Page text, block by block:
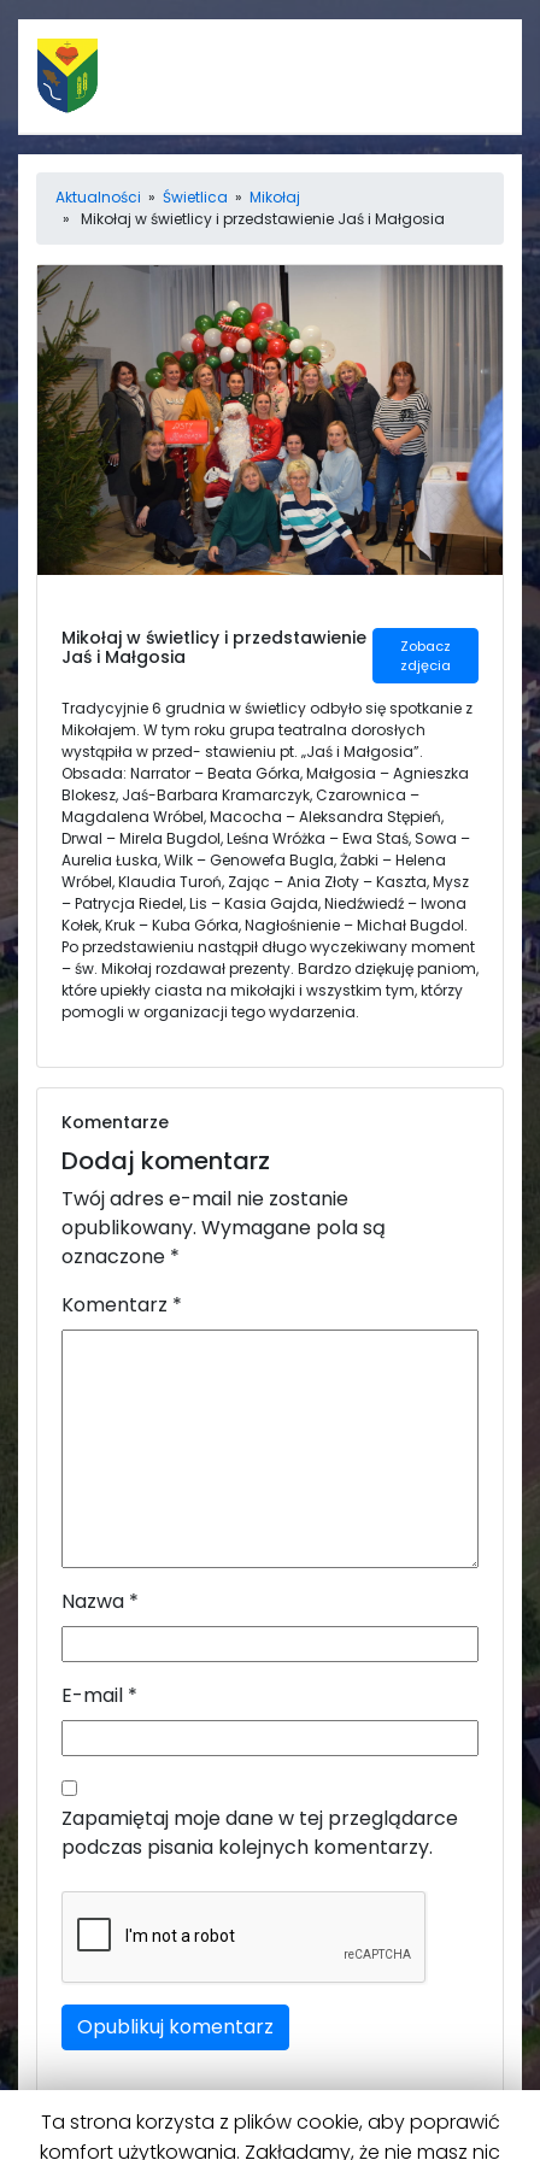
Porządek nabożeństw
Straż Pożarna
Ośrodek zdrowia
Koło gospodyń
wiejskich
Rada sołecka
Strona główna
Aktualności
Galerie
Aktualności » Świetlica » Mikołaj
» Mikołaj w świetlicy i przedstawienie Jaś i Małgosia
Mikołaj w świetlicy i przedstawienie
Jaś i Małgosia
Zobacz
zdjęcia
Tradycyjnie 6 grudnia w świetlicy odbyło się spotkanie z
Mikołajem. W tym roku grupa teatralna dorosłych
wystąpiła w przed- stawieniu pt. „Jaś i Małgosia”.
Obsada: Narrator – Beata Górka, Małgosia – Agnieszka
Blokesz, Jaś-Barbara Kramarczyk, Czarownica –
Magdalena Wróbel, Macocha – Aleksandra Stępień,
Drwal – Mirela Bugdol, Leśna Wróżka – Ewa Staś, Sowa –
Aurelia Łuska, Wilk – Genowefa Bugla, Żabki – Helena
Wróbel, Klaudia Turoń, Zając – Ania Złoty – Kaszta, Mysz
– Patrycja Riedel, Lis – Kasia Gajda, Niedźwiedź – Iwona
Kołek, Kruk – Kuba Górka, Nagłośnienie – Michał Bugdol.
Po przedstawieniu nastąpił długo wyczekiwany moment
– św. Mikołaj rozdawał prezenty. Bardzo dziękuję paniom,
które upiekły ciasta na mikołajki i wszystkim tym, którzy
pomogli w organizacji tego wydarzenia.
Komentarze
Dodaj komentarz
Twój adres e-mail nie zostanie
opublikowany. Wymagane pola są
oznaczone *
Komentarz *
Nazwa *
E-mail *
Zapamiętaj moje dane w tej przeglądarce
podczas pisania kolejnych komentarzy.
Ta strona korzysta z plików cookie, aby poprawić
komfort użytkowania. Zakładamy, że nie masz nic